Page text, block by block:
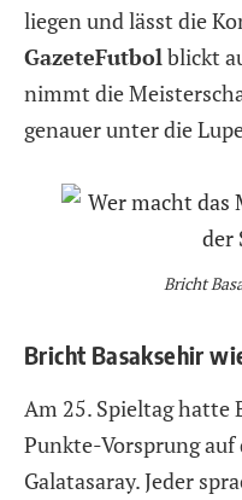
liegen und lässt die
GazeteFutbolblickt
nimmt die
genauer unter die
Bricht
Bricht Basaksehir
Am 25. Spieltag hatte
Punkte-Vorsprung
Galatasaray. Jeder